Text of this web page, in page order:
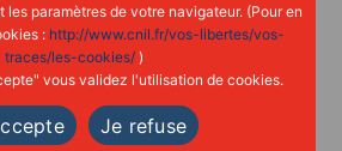
les paramètres de votre navigateur. (Pour en
: http://www.cnil.fr/vos-libertes/vos-
traces/les-cookies/)
vous validez l'utilisation de cookies.
Je refuse